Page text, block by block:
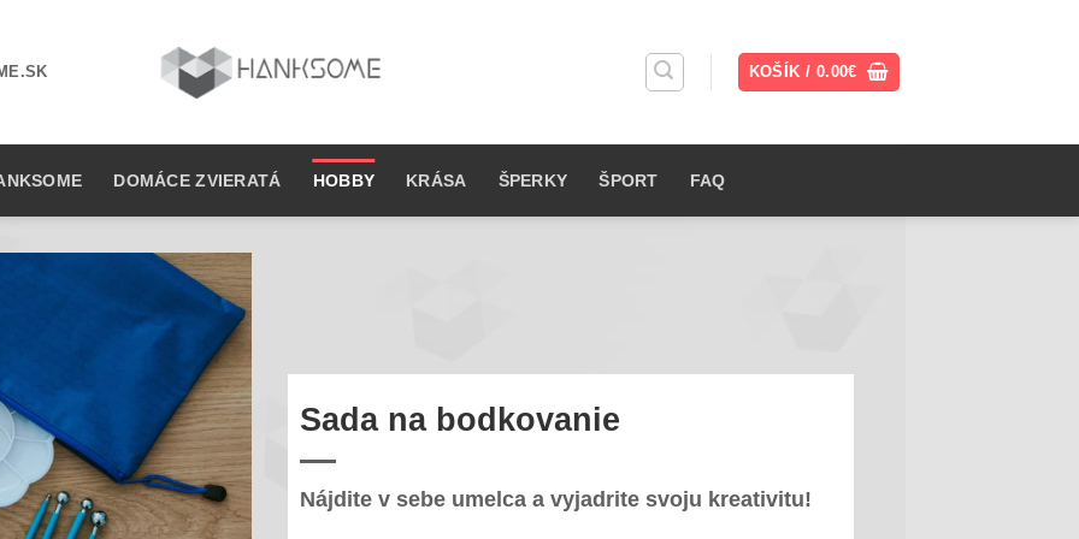
KOŠÍK / 0.00€
DOMÁCE ZVIERATÁ HOBBY KRÁSA ŠPERKY ŠPORT FAQ
Sada na bodkovanie
Nájdite v sebe umelca a vyjadrite svoju kreativitu!